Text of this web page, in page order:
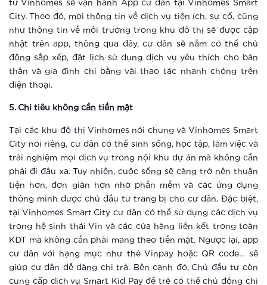
tư Vinhomes sẽ vận hành App cư dân tại Vinhomes Smart
City. Theo đó, mọi thông tin về dịch vụ tiện ích, sự cố, cũng
như thông tin về môi trường trong khu đô thị sẽ được cập
nhật trên app, thông qua đây, cư dân sẽ nắm có thể chủ
động sắp xếp, đặt lịch sử dụng dịch vụ yêu thích cho bản
thân và gia đình chỉ bằng vài thao tác nhanh chóng trên
điện thoại.
5. Chi tiêu không cần tiền mặt
Tại các khu đô thị Vinhomes nói chung và Vinhomes Smart
City nói riêng, cư dân có thể sinh sống, học tập, làm việc và
trải nghiệm mọi dịch vụ trong nội khu dự án mà không cần
phải đi đâu xa. Tuy nhiên, cuộc sống sẽ càng trở nên thuận
tiện hơn, đơn giản hơn nhờ phần mềm và các ứng dụng
thông minh được chủ đầu tư trang bị cho cư dân. Đặc biệt,
tại Vinhomes Smart City cư dân có thể sử dụng các dịch vụ
trong hệ sinh thái Vin và các cửa hàng liên kết trong toàn
KĐT mà không cần phải mang theo tiền mặt. Ngược lại, app
cư dân với hạng mục như thẻ Vinpay hoặc QR code… sẽ
giúp cư dân dễ dàng chi trả. Bên cạnh đó, Chủ đầu tư còn
cung cấp dịch vụ Smart Kid Pay để trẻ có thể chủ động chi
Cư dân nhí được sống trong môi
trường an toàn mức cao tại Vinhomes
Smart City
Xem thêm
nghệ thông minh, nâng tầm cuộc sống
cư dân đại đô thị Vinhomes Smart
City
Xem thêm
So sánh Căn hộ thông minh với Đô thị
thông minh
Xem thêm
4 yếu tố “smart” tạo chuẩn sống mới
chưa từng có tại Vinhomes Smart
City
Xem thêm